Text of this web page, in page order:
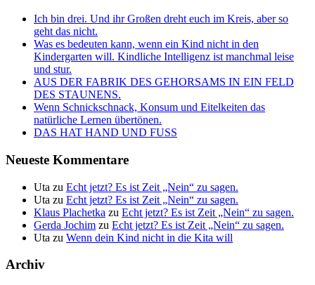
Ich bin drei. Und ihr Großen dreht euch im Kreis, aber so
geht das nicht.
Was es bedeuten kann, wenn ein Kind nicht in den
Kindergarten will. Kindliche Intelligenz ist manchmal leise
und stur.
AUS DER FABRIK DES GEHORSAMS IN EIN FELD
DES STAUNENS.
Wenn Schnickschnack, Konsum und Eitelkeiten das
natürliche Lernen übertönen.
DAS HAT HAND UND FUSS
Neueste Kommentare
Uta zu Echt jetzt? Es ist Zeit „Nein“ zu sagen.
Uta zu Echt jetzt? Es ist Zeit „Nein“ zu sagen.
Klaus Plachetka zu Echt jetzt? Es ist Zeit „Nein“ zu sagen.
Gerda Jochim zu Echt jetzt? Es ist Zeit „Nein“ zu sagen.
Uta zu Wenn dein Kind nicht in die Kita will
Archiv